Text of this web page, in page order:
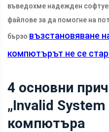
въведохме надежден
файлове за да помогне на
бързо възстановяване
компютърът не се
4 основни
„Invalid System
компютъра